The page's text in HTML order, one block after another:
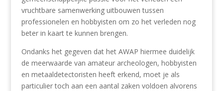
vruchtbare samenwerking uitbouwen tussen
professionelen en hobbyisten om zo het verleden nog
beter in kaart te kunnen brengen.
Ondanks het gegeven dat het AWAP hiermee duidelijk
de meerwaarde van amateur archeologen, hobbyisten
en metaaldetectoristen heeft erkend, moet je als
particulier toch aan een aantal zaken voldoen alvorens